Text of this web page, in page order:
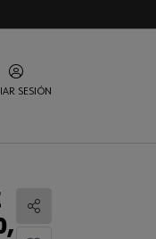
SESIÓN
Compartir